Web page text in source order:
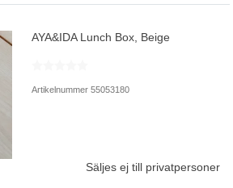
AYA&IDA Lunch Box, Beige
Artikelnummer 55053180
Säljes ej till privatpersoner